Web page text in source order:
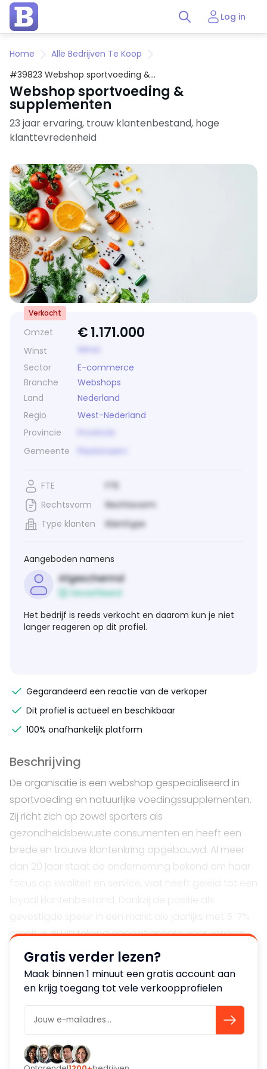
Log in
Home
Alle Bedrijven Te Koop
#39823 Webshop sportvoeding &
supplementen
Webshop sportvoeding &
supplementen
23 jaar ervaring, trouw klantenbestand, hoge
klanttevredenheid
Omzet €1.171.000
Winst
Sector
E-commerce
Branche
Webshops
Land
Nederland
Regio
West-Nederland
Provincie
Provincie
Gemeente
Plaatsnaam
Verkocht
FTE
FTE
Rechtsvorm
Rechtsvorm
Type klanten
Klanttype
Aangeboden namens
Afgeschermd
Geverifieerd
Het bedrijf is reeds verkocht en daarom kun je niet
langer reageren op dit profiel.
Gegarandeerd een reactie van de verkoper
Dit profiel is actueel en beschikbaar
100% onafhankelijk platform
Beschrijving
De organisatie is een webshop gespecialiseerd in
sportvoeding en natuurlijke voedingssupplementen.
Zij richt zich op zowel sporters als
gezondheidsbewuste consumenten en heeft een
brede en trouwe klantenkring opgebouwd. Al meer
dan 20 jaar staat de onderneming bekend om haar
groeit, is zij uitstekend gepositioneerd voor verdere
expansie.
Organisatie
met ondersteuning van één vaste medewerker. Voor
de logistieke werkzaamheden in het magazijn wordt
gebruikgemaakt van oproepkrachten. De huisvesting
Gratis verder lezen?
Maak binnen 1 minuut een gratis account aan
en krijg toegang tot vele verkoopprofielen